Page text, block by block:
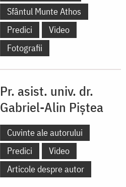
Sfântul Munte Athos
Predici
Video
Fotografii
Pr. asist. univ. dr.
Gabriel-Alin Piștea
Cuvinte ale autorului
Predici
Video
Articole despre autor